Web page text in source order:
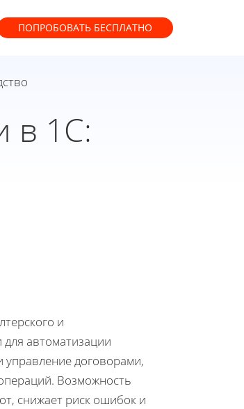
ПОПРОБОВАТЬ БЕСПЛАТНО
в 1С:
и
автоматизации
управление договорами,
Возможность
снижает риск ошибок и